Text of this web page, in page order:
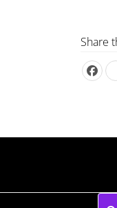
Share